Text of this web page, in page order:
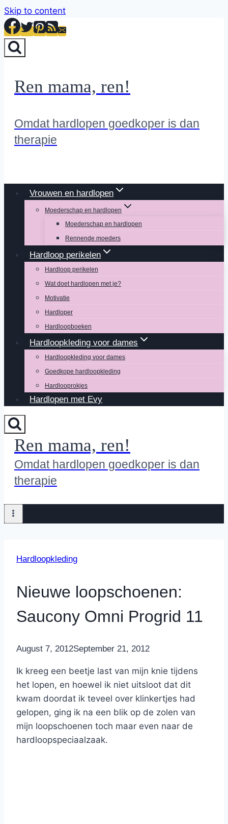
Skip to content
Ren mama, ren!
Omdat hardlopen goedkoper is dan
therapie
Vrouwen en hardlopen
Moederschap en hardlopen
Moederschap en hardlopen
Rennende moeders
Hardloop perikelen
Hardloop perikelen
Wat doet hardlopen met je?
Motivatie
Hardloper
Hardloopboeken
Hardloopkleding voor dames
Hardloopkleding voor dames
Goedkope hardloopkleding
Hardlooprokjes
Hardlopen met Evy
Ren mama, ren!
Omdat hardlopen goedkoper is dan
therapie
Hardloopkleding
Nieuwe loopschoenen:
Saucony Omni Progrid 11
ByNicole
August 7, 2012September 21, 2012
Ik kreeg een beetje last van mijn knie tijdens
het lopen, en hoewel ik niet uitsloot dat dit
kwam doordat ik teveel over klinkertjes had
gelopen, ging ik na een blik op de zolen van
mijn loopschoenen toch maar even naar de
hardloopspeciaalzaak.